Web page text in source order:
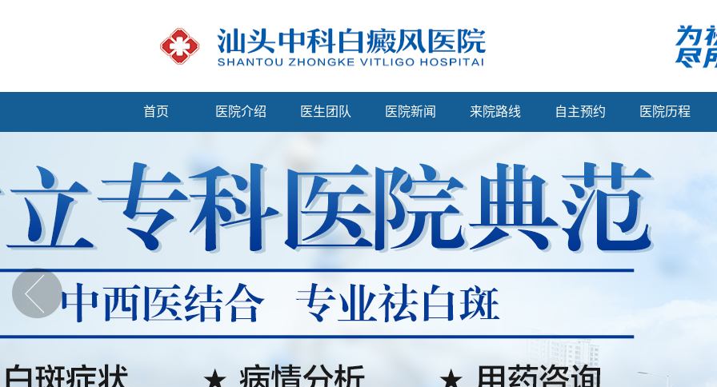
首页 医院介绍 医生团队 医院新闻 来院路线 自主预约 医院历程